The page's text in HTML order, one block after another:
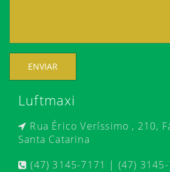
ENVIAR
Luftmaxi
Rua Érico Veríssimo , 210,
Santa Catarina
(47) 3145-7171 | (47) 3145-